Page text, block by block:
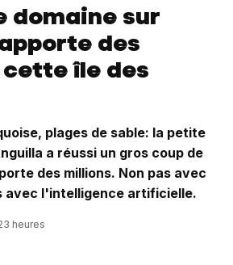
domaine sur
des
île des
plages de sable: la petite
a réussi un gros coup de
des millions. Non pas avec
avec l'intelligence artificielle.
heures